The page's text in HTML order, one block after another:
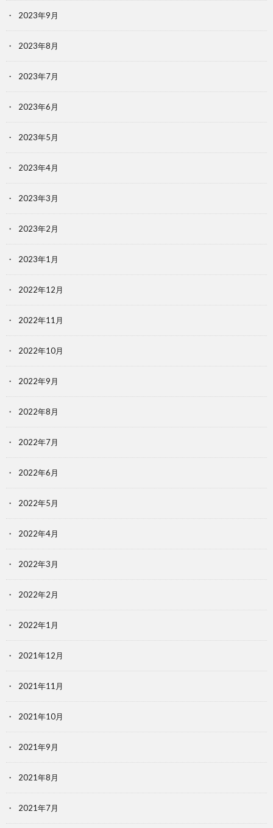
2023年9月
2023年8月
2023年7月
2023年6月
2023年5月
2023年4月
2023年3月
2023年2月
2023年1月
2022年12月
2022年11月
2022年10月
2022年9月
2022年8月
2022年7月
2022年6月
2022年5月
2022年4月
2022年3月
2022年2月
2022年1月
2021年12月
2021年11月
2021年10月
2021年9月
2021年8月
2021年7月